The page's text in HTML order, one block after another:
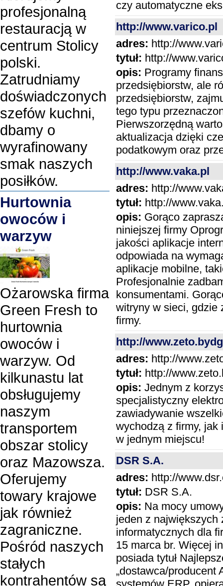
czy automatyczne
http://www.varico.pl
adres: http://
tytuł: http://
opis: Programy
przedsiębiorstw, ale
przedsiębiorstw,
tego typu
Pierwszorzędną
aktualizacja dzięki
podatkowym oraz
http://www.vaka.pl
adres: http://
tytuł: http://
opis: Gorąco
niniejszej firmy
jakości aplikacje
odpowiada na
aplikacje mobilne,
Profesjonalnie
konsumentami.
witryny w sieci, gdzie
firmy.
http://
adres: http://
tytuł: http://
opis: Jednym z
specjalistyczny
zawiadywanie
wychodzą z firmy,
w jednym miejscu!
DSR S.A.
adres: http://
tytuł: DSR S.A.
opis: Na mocy
jeden z największych
informatycznych dla
15 marca br. Więcej
posiada tytuł
„dostawca/producent
profesjonalną
restauracją w
centrum Stolicy
polski.
Zatrudniamy
doświadczonych
szefów kuchni,
dbamy o
wyrafinowany
smak naszych
posiłków.
Hurtownia
owoców i
warzyw
Ożarowska firma
Green Fresh to
hurtownia
owoców i
warzyw. Od
kilkunastu lat
obsługujemy
naszym
transportem
obszar stolicy
oraz Mazowsza.
Oferujemy
towary krajowe
jak również
zagraniczne.
Pośród naszych
stałych
kontrahentów są